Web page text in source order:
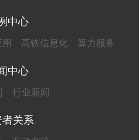
中心
高铁信息化 算力服务
中心
行业新闻
者关系